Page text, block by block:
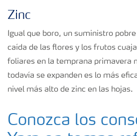
Zinc
Igual que boro, un suministro
caída de las flores y los frutos
foliares en la temprana primavera
todavía se expanden es lo más
nivel más alto de zinc en las hojas.
Conozca los